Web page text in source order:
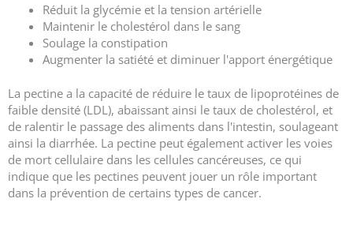
Réduit la glycémie et la tension artérielle
Maintenir le cholestérol dans le sang
Soulage la constipation
Augmenter la satiété et diminuer l'apport énergétique
La pectine a la capacité de réduire le taux de lipoprotéines de
faible densité (LDL), abaissant ainsi le taux de cholestérol, et
de ralentir le passage des aliments dans l'intestin, soulageant
ainsi la diarrhée. La pectine peut également activer les voies
de mort cellulaire dans les cellules cancéreuses, ce qui
indique que les pectines peuvent jouer un rôle important
dans la prévention de certains types de cancer.